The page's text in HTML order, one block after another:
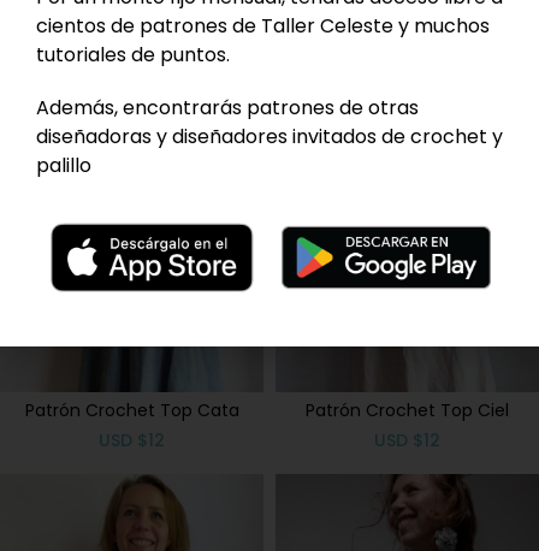
Patrón Crochet Top Cata
USD $12
Patrón Crochet Top Ciel
USD $12
cientos de patrones de Taller Celeste y muchos
tutoriales de puntos.
Además, encontrarás patrones de otras
diseñadoras y diseñadores invitados de crochet y
palillo